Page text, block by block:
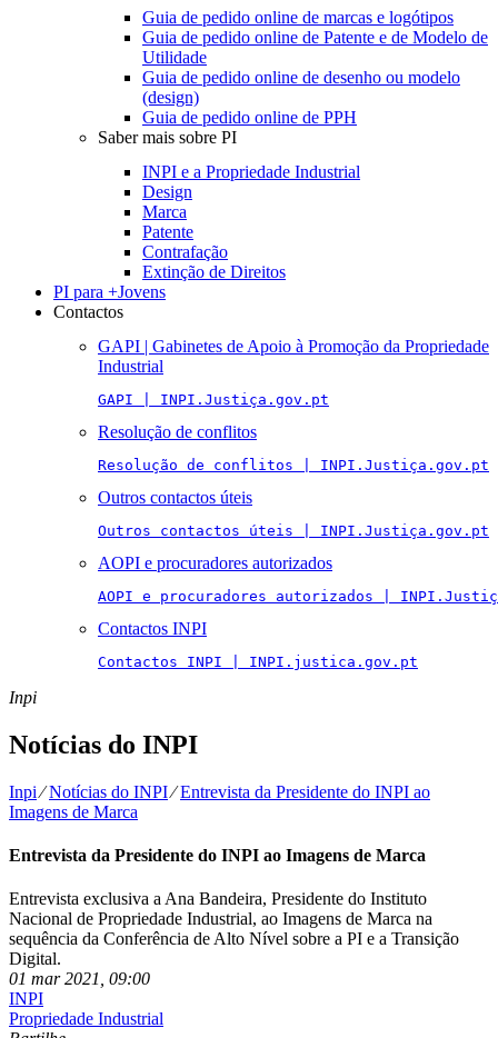
Guia de pedido online de marcas e logótipos
Guia de pedido online de Patente e de Modelo de
Utilidade
Guia de pedido online de desenho ou modelo
(design)
Guia de pedido online de PPH
Saber mais sobre PI
INPI e a Propriedade Industrial
Design
Marca
Patente
Contrafação
Extinção de Direitos
PI para +Jovens
Contactos
GAPI | Gabinetes de Apoio à Promoção da Propriedade
Industrial
GAPI | INPI.Justiça.gov.pt
Resolução de conflitos
Resolução de conflitos | INPI.Justiça.gov.pt
Outros contactos úteis
Outros contactos úteis | INPI.Justiça.gov.pt
AOPI e procuradores autorizados
AOPI e procuradores autorizados |
Contactos INPI
Contactos INPI | INPI.justica.gov.pt
Inpi
Notícias do INPI
Inpi⁄Notícias do INPI⁄Entrevista da Presidente do INPI ao
Imagens de Marca
Entrevista da Presidente do INPI ao Imagens de Marca
Entrevista exclusiva a Ana Bandeira, Presidente do Instituto
Nacional de Propriedade Industrial, ao Imagens de Marca na
sequência da Conferência de Alto Nível sobre a PI e a Transição
Digital.
01 mar 2021, 09:00
INPI
Propriedade Industrial